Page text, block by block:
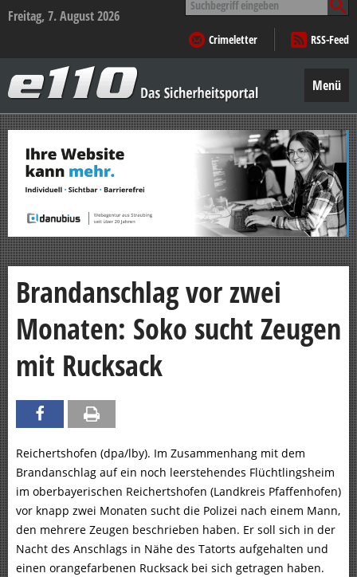
Freitag, 7. August 2026
nach:
Crimeletter
RSS-Feed
–
Das
Sicherheitsportal
Menü
Zum
Inhalt
springen
Brandanschlag vor zwei
Monaten: Soko sucht Zeugen
mit Rucksack
Reichertshofen (dpa/lby). Im Zusammenhang mit dem
Brandanschlag auf ein noch leerstehendes Flüchtlingsheim
im oberbayerischen Reichertshofen (Landkreis Pfaffenhofen)
vor knapp zwei Monaten sucht die Polizei nach einem Mann,
den mehrere Zeugen beschrieben haben. Er soll sich in der
Nacht des Anschlags in Nähe des Tatorts aufgehalten und
einen orangefarbenen Rucksack bei sich getragen haben.